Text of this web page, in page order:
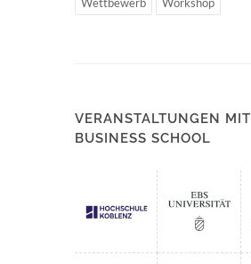
VERANSTALTUNGEN MIT
BUSINESS SCHOOL